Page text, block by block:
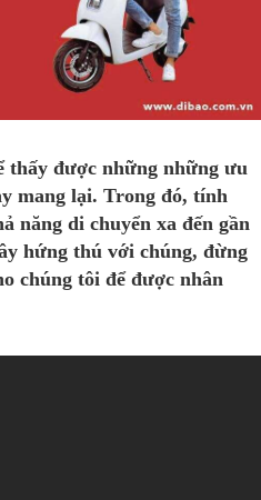
thấy được những những ưu
mang lại. Trong đó, tính
năng di chuyển xa đến gần
hứng thú với chúng, đừng
chúng tôi để được nhân